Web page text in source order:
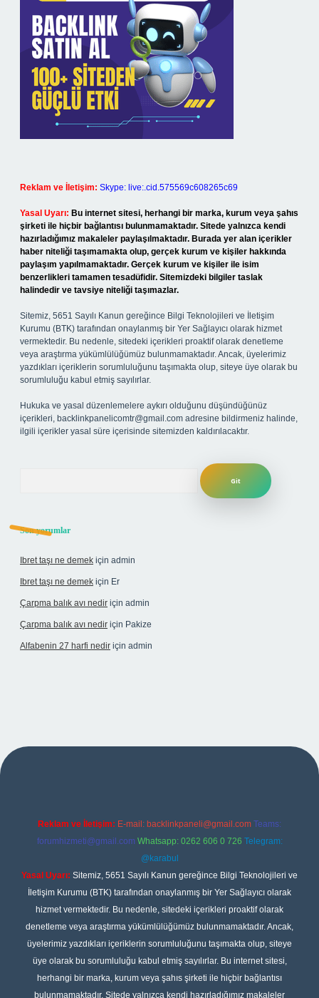
Reklam ve İletişim: Skype: live:.cid.575569c608265c69
Yasal Uyarı: Bu internet sitesi, herhangi bir marka, kurum veya şahıs
şirketi ile hiçbir bağlantısı bulunmamaktadır. Sitede yalnızca kendi
hazırladığımız makaleler paylaşılmaktadır. Burada yer alan içerikler
haber niteliği taşımamakta olup, gerçek kurum ve kişiler hakkında
paylaşım yapılmamaktadır. Gerçek kurum ve kişiler ile isim
benzerlikleri tamamen tesadüfidir. Sitemizdeki bilgiler taslak
halindedir ve tavsiye niteliği taşımazlar.
Sitemiz, 5651 Sayılı Kanun gereğince Bilgi Teknolojileri ve İletişim
Kurumu (BTK) tarafından onaylanmış bir Yer Sağlayıcı olarak hizmet
vermektedir. Bu nedenle, sitedeki içerikleri proaktif olarak denetleme
veya araştırma yükümlülüğümüz bulunmamaktadır. Ancak, üyelerimiz
yazdıkları içeriklerin sorumluluğunu taşımakta olup, siteye üye olarak bu
sorumluluğu kabul etmiş sayılırlar.
Hukuka ve yasal düzenlemelere aykırı olduğunu düşündüğünüz
içerikleri, backlinkpanelicomtr@gmail.com adresine bildirmeniz halinde,
ilgili içerikler yasal süre içerisinde sitemizden kaldırılacaktır.
Son yorumlar
Ibret taşı ne demek için admin
Ibret taşı ne demek için Er
Çarpma balık avı nedir için admin
Çarpma balık avı nedir için Pakize
Alfabenin 27 harfi nedir için admin
Reklam ve İletişim: E-mail: backlinkpaneli@gmail.com Teams:
forumhizmeti@gmail.com Whatsapp: 0262 606 0 726 Telegram:
@karabul
Yasal Uyarı: Sitemiz, 5651 Sayılı Kanun gereğince Bilgi Teknolojileri ve
İletişim Kurumu (BTK) tarafından onaylanmış bir Yer Sağlayıcı olarak
hizmet vermektedir. Bu nedenle, sitedeki içerikleri proaktif olarak
denetleme veya araştırma yükümlülüğümüz bulunmamaktadır. Ancak,
üyelerimiz yazdıkları içeriklerin sorumluluğunu taşımakta olup, siteye
üye olarak bu sorumluluğu kabul etmiş sayılırlar. Bu internet sitesi,
herhangi bir marka, kurum veya şahıs şirketi ile hiçbir bağlantısı
bulunmamaktadır. Sitede yalnızca kendi hazırladığımız makaleler